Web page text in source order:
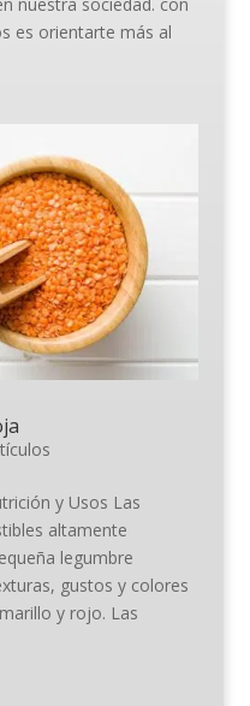
es orientarte más al
y Usos Las
altamente
legumbre
gustos y colores
y rojo. Las